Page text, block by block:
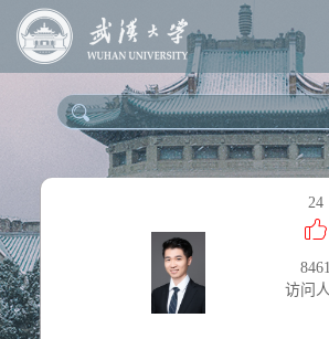
24
8461
访问